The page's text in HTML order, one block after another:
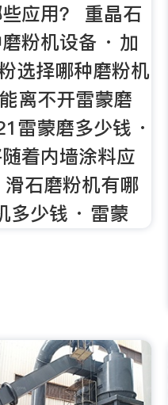
应用？ 重晶石
粉机设备 · 加
选择哪种磨粉机
离不开雷蒙磨
雷蒙磨多少钱 ·
着内墙涂料应
石磨粉机有哪
多少钱 · 雷蒙